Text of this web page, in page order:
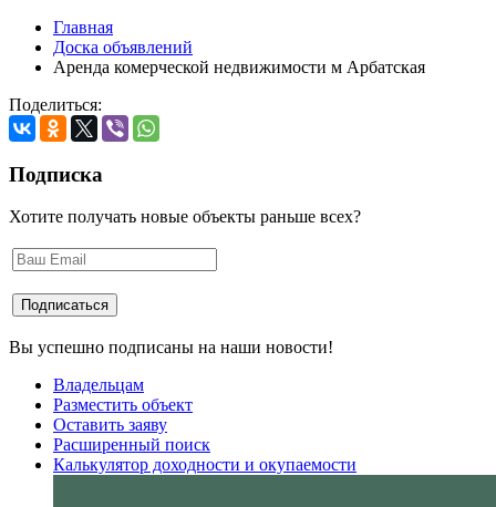
Главная
Доска объявлений
Аренда комерческой недвижимости м Арбатская
Поделиться:
Подписка
Хотите получать новые объекты раньше всех?
Вы успешно подписаны на наши новости!
Владельцам
Разместить объект
Оставить заяву
Расширенный поиск
Калькулятор доходности и окупаемости